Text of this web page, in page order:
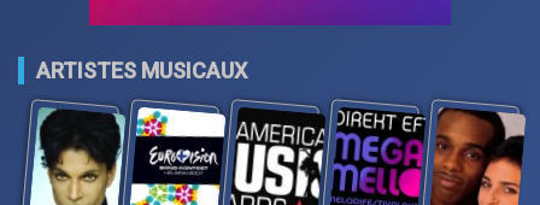
ARTISTES MUSICAUX